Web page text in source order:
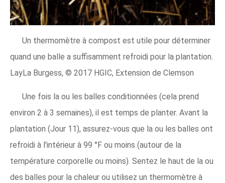
Un thermomètre à compost est utile pour déterminer
quand une balle a suffisamment refroidi pour la plantation.
LayLa Burgess, © 2017 HGIC, Extension de Clemson
Une fois la ou les balles conditionnées (cela prend
environ 2 à 3 semaines), il est temps de planter. Avant la
plantation (Jour 11), assurez-vous que la ou les balles ont
refroidi à l'intérieur à 99 °F ou moins (autour de la
température corporelle ou moins). Sentez le haut de la ou
des balles pour la chaleur ou utilisez un thermomètre à